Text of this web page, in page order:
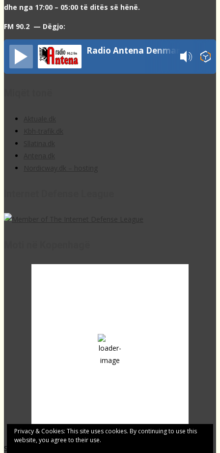
dhe nga 17:00 – 05:00 të ditës së hënë.
FM 90.2 — Dëgjo:
Radio Antena Denmark
61 %
1013 mb
30 Km/h
Shqip.dk - Lajme të zgjedhura për Ju
Privacy & Cookies: This site uses cookies. By continuing to use this
website, you agree to their use.